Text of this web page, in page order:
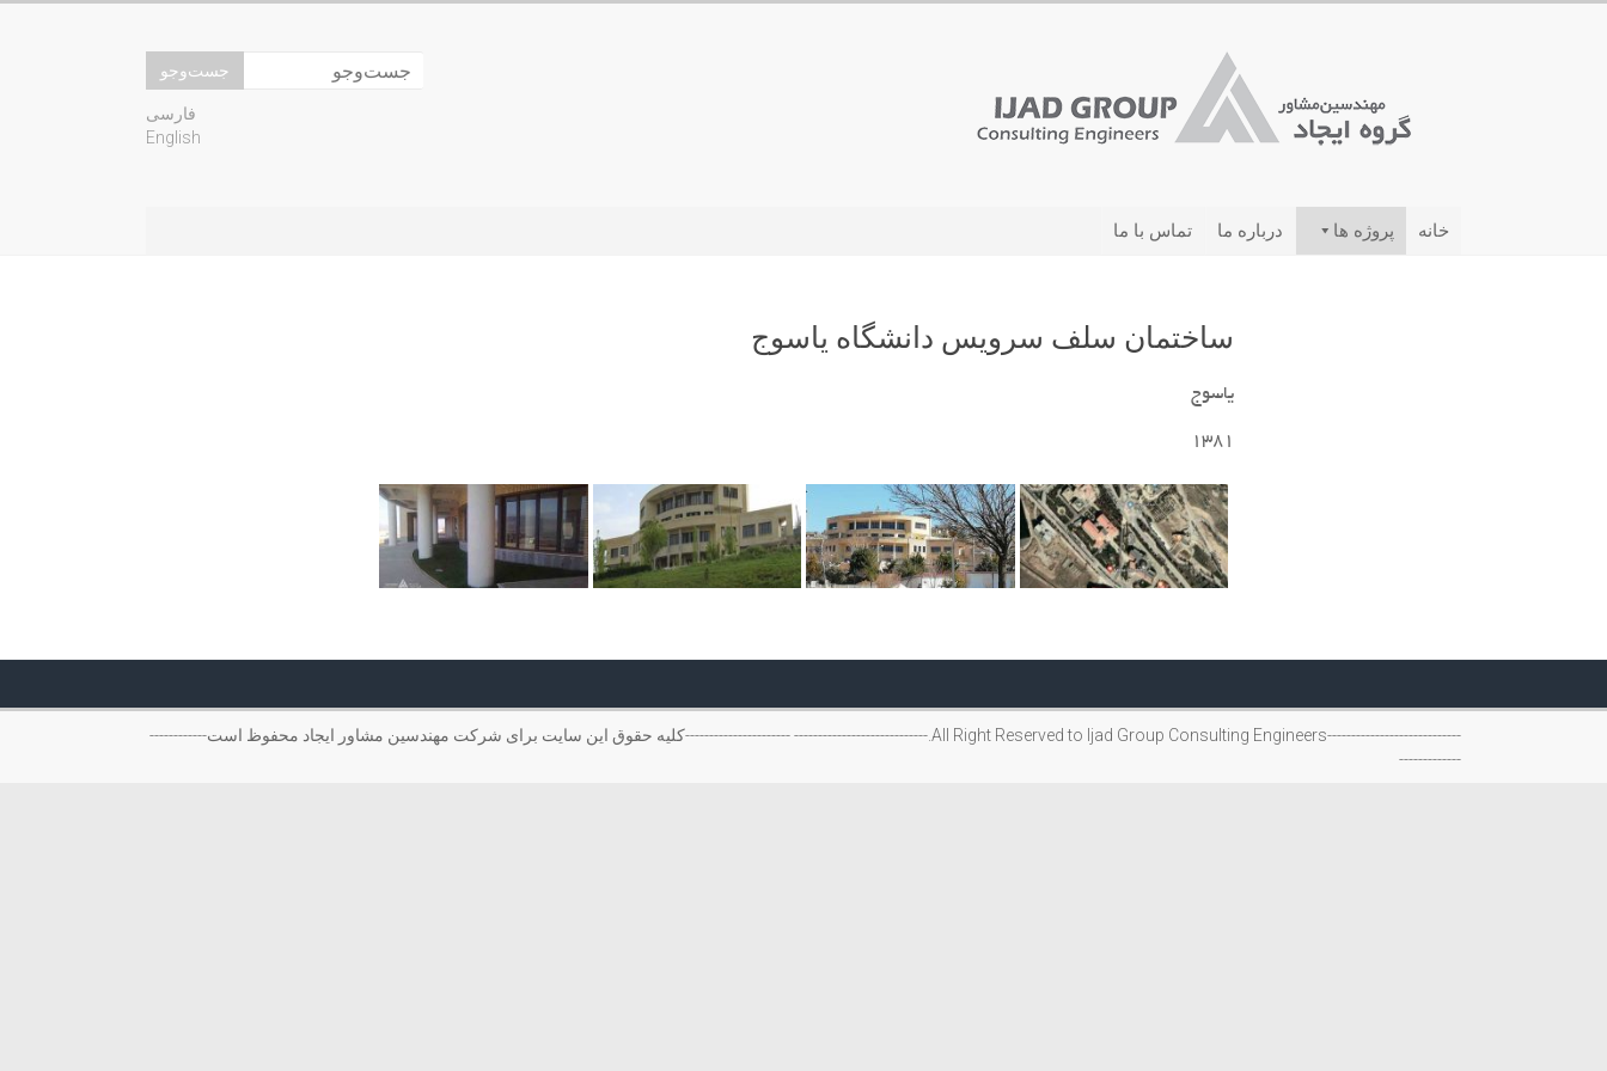
فارسی
English
خانه پروژه ها درباره ما تماس با ما
ساختمان سلف سرویس دانشگاه یاسوج
یاسوج
1381
----------------------------All Right Reserved to Ijad Group Consulting Engineers.---------------------------- ----------------------کلیه حقوق این سایت برای شرکت مهندسین مشاور ایجاد محفوظ است------------
-------------